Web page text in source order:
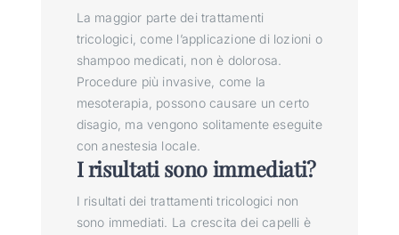
La maggior parte dei trattamenti
tricologici, come l’applicazione di lozioni o
shampoo medicati, non è dolorosa.
Procedure più invasive, come la
mesoterapia, possono causare un certo
disagio, ma vengono solitamente eseguite
con anestesia locale.
I risultati sono immediati?
I risultati dei trattamenti tricologici non
sono immediati. La crescita dei capelli è